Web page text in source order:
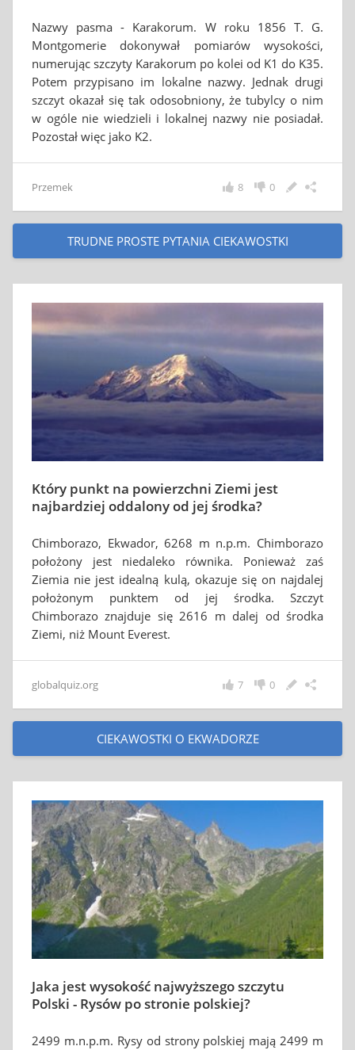
Nazwy pasma - Karakorum. W roku 1856 T. G.
Montgomerie dokonywał pomiarów wysokości,
numerując szczyty Karakorum po kolei od K1 do K35.
Potem przypisano im lokalne nazwy. Jednak drugi
szczyt okazał się tak odosobniony, że tubylcy o nim
w ogóle nie wiedzieli i lokalnej nazwy nie posiadał.
Pozostał więc jako K2.
Przemek 0
8
TRUDNE PROSTE PYTANIA CIEKAWOSTKI
Który punkt na powierzchni Ziemi jest
najbardziej oddalony od jej środka?
Chimborazo, Ekwador, 6268 m n.p.m. Chimborazo
położony jest niedaleko równika. Ponieważ zaś
Ziemia nie jest idealną kulą, okazuje się on najdalej
położonym punktem od jej środka. Szczyt
Chimborazo znajduje się 2616 m dalej od środka
Ziemi, niż Mount Everest.
globalquiz.org 0
7
CIEKAWOSTKI O EKWADORZE
Jaka jest wysokość najwyższego szczytu
Polski - Rysów po stronie polskiej?
2499 m.n.p.m. Rysy od strony polskiej mają 2499 m